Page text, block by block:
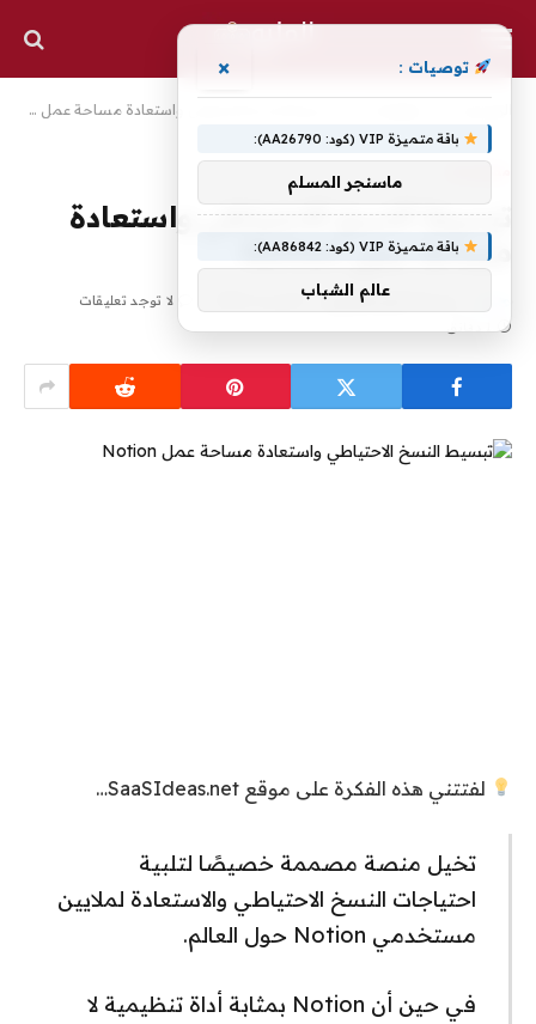
تبسيط النسخ الاحتياطي واستعادة مساحة عمل Notion
تبسيط النسخ الاحتياطي واستعادة
مساحة عمل Notion
محرر المليون
لا توجد تعليقات
لفتتني هذه الفكرة على موقع SaaSIdeas.net…
تخيل منصة مصممة خصيصًا لتلبية
احتياجات النسخ الاحتياطي والاستعادة لملايين
مستخدمي Notion حول العالم.
في حين أن Notion بمثابة أداة تنظيمية لا
توصيات : ×
باقة متميزة VIP (كود: AA26790):
ماسنجر المسلم
باقة متميزة VIP (كود: AA86842):
عالم الشباب